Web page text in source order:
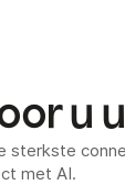
u
sterkste
met AI.